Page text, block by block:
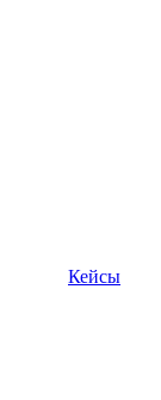
Кейсы